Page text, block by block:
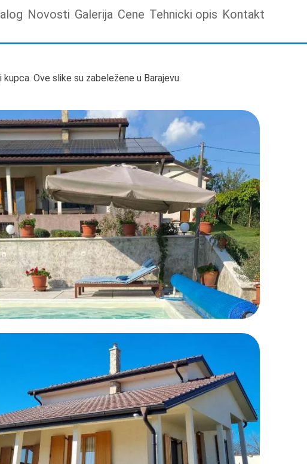
Novosti Galerija Cene Tehnicki opis Kontakt
Ove slike su zabeležene u Barajevu.